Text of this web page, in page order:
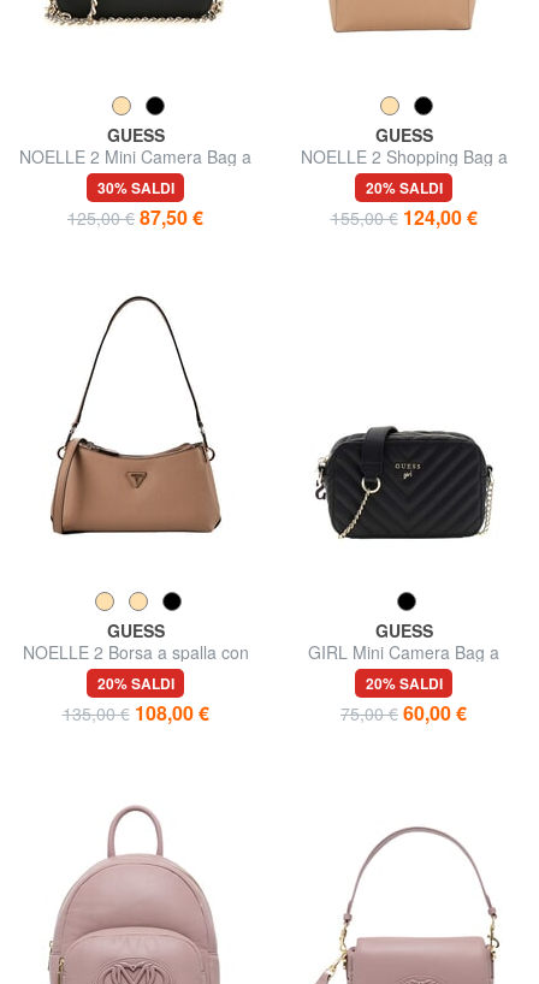
GUESS
NOELLE 2 Mini Camera Bag a
tracolla
30% SALDI
125,00 € 87,50 €
GUESS
NOELLE 2 Shopping Bag a
spalla
20% SALDI
155,00 € 124,00 €
GUESS
NOELLE 2 Borsa a spalla con
tracolla
20% SALDI
135,00 € 108,00 €
GUESS
GIRL Mini Camera Bag a
tracolla
20% SALDI
75,00 € 60,00 €